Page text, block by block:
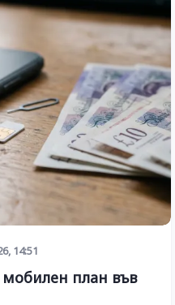
14:51
мобилен план във